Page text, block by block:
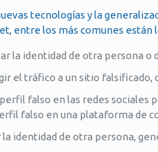
tecnologías y la
entre los más comunes están
la identidad de otra persona
el tráfico a un sitio falsificado,
falso en las redes sociales
falso en una plataforma de
la identidad de otra persona,